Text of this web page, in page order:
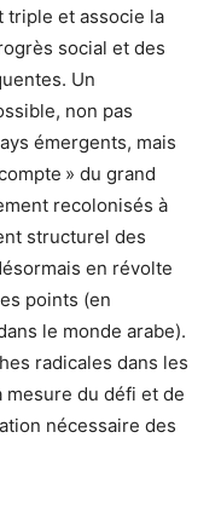
triple et associe la
social et des
Un
non pas
émergents, mais
» du grand
recolonisés à
structurel des
en révolte
points (en
le monde arabe).
radicales dans les
du défi et de
nécessaire des